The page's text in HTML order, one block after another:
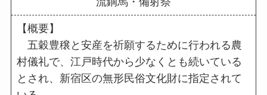
【概要】
五穀豊穣と安産を祈願するために行われる農
村儀礼で、江戸時代から少なくとも続いている
とされ、新宿区の無形民俗文化財に指定されて